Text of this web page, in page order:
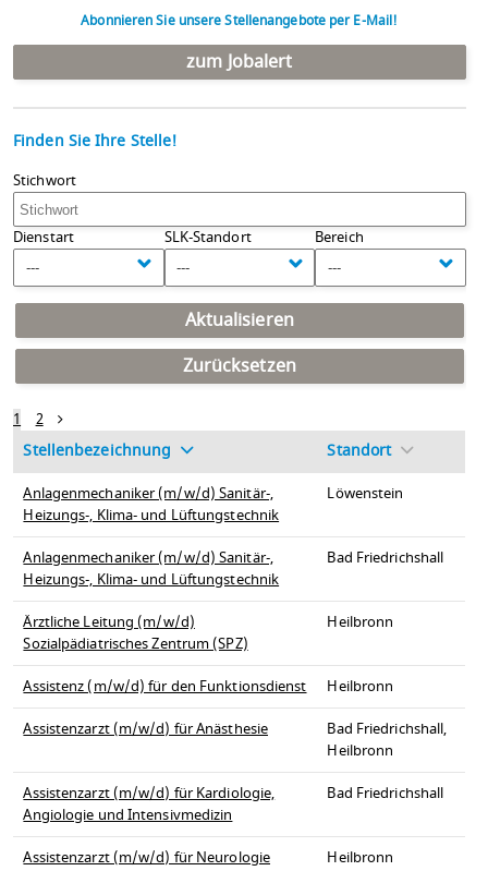
Abonnieren Sie unsere Stellenangebote per E-Mail!
zum Jobalert
Finden Sie Ihre Stelle!
Stichwort
Dienstart
---
SLK-Standort
---
Bereich
---
Aktualisieren
Zurücksetzen
1
2
Stellenbezeichnung
Standort
Anlagenmechaniker (m/w/d) Sanitär-,
Heizungs-, Klima- und Lüftungstechnik
Löwenstein
Anlagenmechaniker (m/w/d) Sanitär-,
Heizungs-, Klima- und Lüftungstechnik
Bad Friedrichshall
Ärztliche Leitung (m/w/d)
Sozialpädiatrisches Zentrum (SPZ)
Heilbronn
Assistenz (m/w/d) für den Funktionsdienst
Heilbronn
Assistenzarzt (m/w/d) für Anästhesie
Bad Friedrichshall,
Heilbronn
Assistenzarzt (m/w/d) für Kardiologie,
Angiologie und Intensivmedizin
Bad Friedrichshall
Assistenzarzt (m/w/d) für Neurologie
Heilbronn